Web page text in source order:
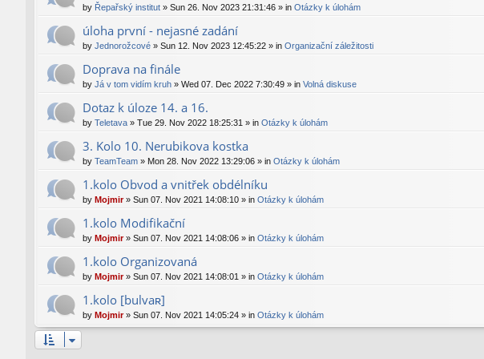
by Řepařský institut » Sun 26. Nov 2023 21:31:46 » in Otázky k úlohám
úloha první - nejasné zadání
by Jednorožcové » Sun 12. Nov 2023 12:45:22 » in Organizační záležitosti
Doprava na finále
by Já v tom vidím kruh » Wed 07. Dec 2022 7:30:49 » in Volná diskuse
Dotaz k úloze 14. a 16.
by Teletava » Tue 29. Nov 2022 18:25:31 » in Otázky k úlohám
3. Kolo 10. Nerubikova kostka
by TeamTeam » Mon 28. Nov 2022 13:29:06 » in Otázky k úlohám
1.kolo Obvod a vnitřek obdélníku
by Mojmir» Sun 07. Nov 2021 14:08:10 » in Otázky k úlohám
1.kolo Modifikační
by Mojmir» Sun 07. Nov 2021 14:08:06 » in Otázky k úlohám
1.kolo Organizovaná
by Mojmir» Sun 07. Nov 2021 14:08:01 » in Otázky k úlohám
1.kolo [bulvaʀ]
by Mojmir» Sun 07. Nov 2021 14:05:24 » in Otázky k úlohám